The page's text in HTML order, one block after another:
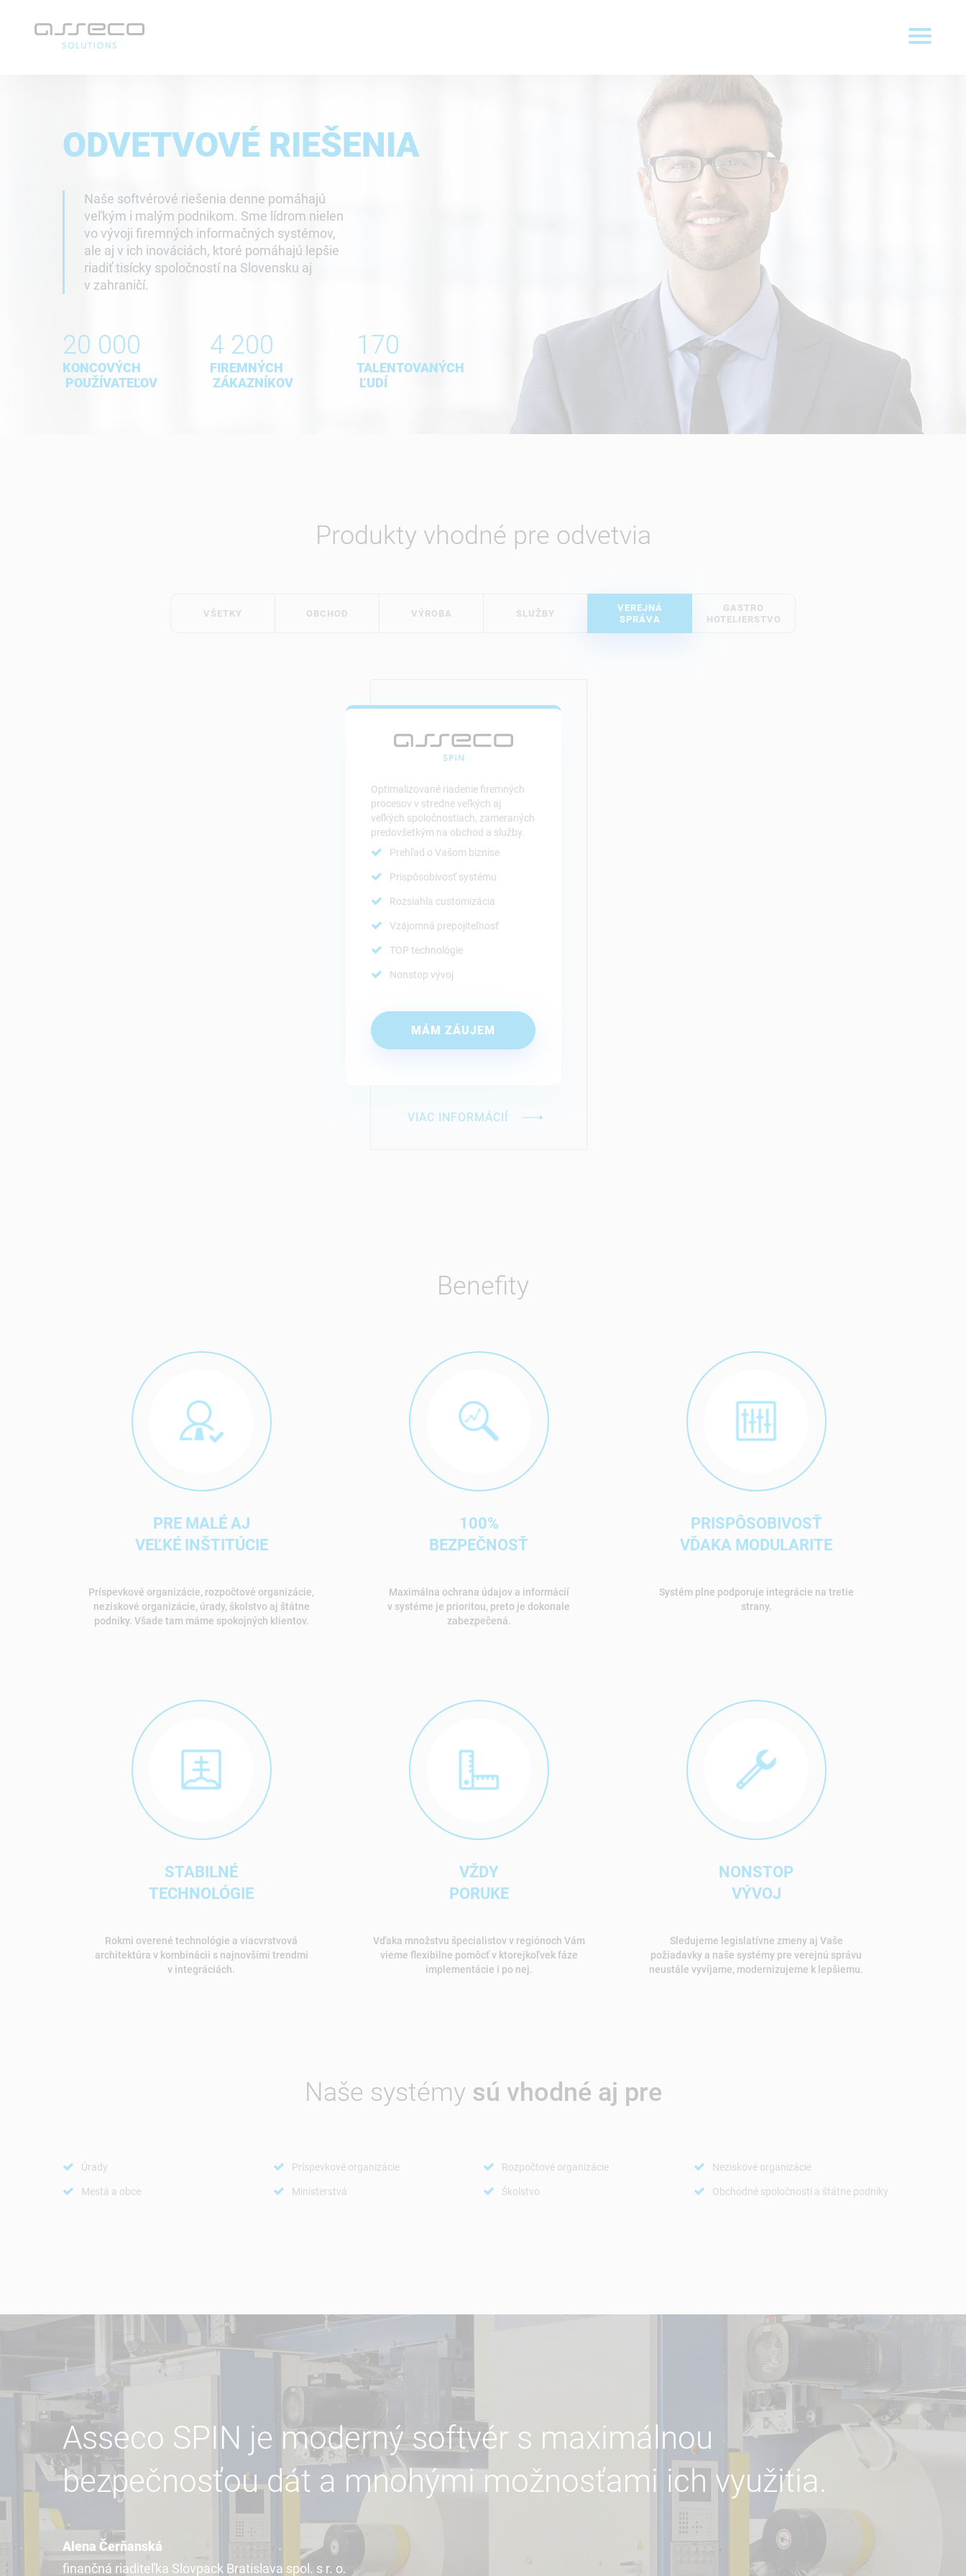
ODVETVOVÉ RIEŠENIA
Naše softvérové riešenia denne pomáhajú
veľkým i malým podnikom. Sme lídrom nielen
vo vývoji firemných informačných systémov,
ale aj v ich inováciách, ktoré pomáhajú lepšie
riadiť tisícky spoločností na Slovensku aj
v zahraničí.
20 000
KONCOVÝCH
POUŽÍVATEĽOV
4 200
FIREMNÝCH
ZÁKAZNÍKOV
170
TALENTOVANÝCH
ĽUDÍ
Produkty vhodné pre odvetvia
VŠETKY OBCHOD VÝROBA SLUŽBY
VEREJNÁ
SPRÁVA
GASTRO
HOTELIERSTVO
Optimalizované riadenie firemných
procesov v stredne veľkých aj
veľkých spoločnostiach, zameraných
predovšetkým na obchod a služby.
Prehľad o Vašom biznise
Prispôsobivosť systému
Rozsiahla customizácia
Vzájomná prepojiteľnosť
TOP technológie
Nonstop vývoj
MÁM ZÁUJEM
VIAC INFORMÁCIÍ
Benefity
PRE MALÉ AJ
VEĽKÉ INŠTITÚCIE
Príspevkové organizácie, rozpočtové organizácie,
neziskové organizácie, úrady, školstvo aj štátne
podniky. Všade tam máme spokojných klientov.
100%
BEZPEČNOSŤ
Maximálna ochrana údajov a informácií
v systéme je prioritou, preto je dokonale
zabezpečená.
PRISPÔSOBIVOSŤ
VĎAKA MODULARITE
Systém plne podporuje integrácie na tretie
strany.
STABILNÉ
TECHNOLÓGIE
Rokmi overené technológie a viacvrstvová
architektúra v kombinácii s najnovšími trendmi
v integráciách.
VŽDY
PORUKE
Vďaka množstvu špecialistov v regiónoch Vám
vieme flexibilne pomôcť v ktorejkoľvek fáze
implementácie i po nej.
NONSTOP
VÝVOJ
Sledujeme legislatívne zmeny aj Vaše
požiadavky a naše systémy pre verejnú správu
neustále vyvíjame, modernizujeme k lepšiemu.
Naše systémy sú vhodné aj pre
Úrady
Mestá a obce
Príspevkové organizácie
Ministerstvá
Rozpočtové organizácie
Školstvo
Neziskové organizácie
Obchodné spoločnosti a štátne podniky
Asseco SPIN je moderný softvér s maximálnou
bezpečnosťou dát a mnohými možnosťami ich využitia.
Alena Čerňanská
finančná riaditeľka Slovpack Bratislava spol. s r. o.